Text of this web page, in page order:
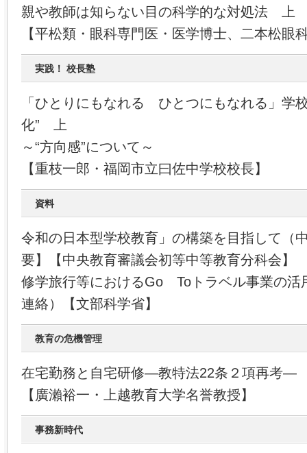
親や教師は知らない目の科学的な対処法 上
【平松類・眼科専門医・医学博士、二本松眼
実践！ 校長塾
「ひとりにもなれる ひとつにもなれる」学
化” 上
～“方向感”について～
【重枝一郎・福岡市立曰佐中学校校長】
資料
令和の日本型学校教育」の構築を目指して（
要】【中央教育審議会初等中等教育分科会】
修学旅行等におけるGo Toトラベル事業の活
連絡）【文部科学省】
教育の危機管理
在宅勤務と自宅研修―教特法22条２項再考―
【廣瀨裕一・上越教育大学名誉教授】
事務新時代